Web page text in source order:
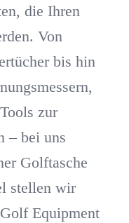
die Ihren
Von
bis hin
zur
– bei uns
Golftasche
stellen wir
Equipment